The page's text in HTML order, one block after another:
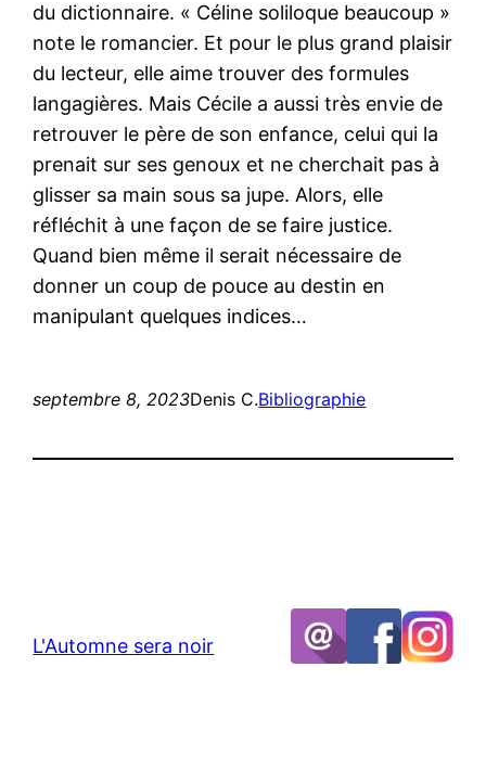
du dictionnaire. « Céline soliloque beaucoup »
note le romancier. Et pour le plus grand plaisir
du lecteur, elle aime trouver des formules
langagières. Mais Cécile a aussi très envie de
retrouver le père de son enfance, celui qui la
prenait sur ses genoux et ne cherchait pas à
glisser sa main sous sa jupe. Alors, elle
réfléchit à une façon de se faire justice.
Quand bien même il serait nécessaire de
donner un coup de pouce au destin en
manipulant quelques indices…
septembre 8, 2023Denis C.Bibliographie
L'Automne sera noir